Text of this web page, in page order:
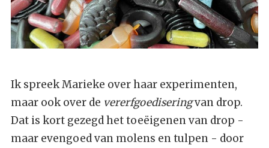
Ik spreek Marieke over haar experimenten,
maar ook over de vererfgoediseringvan drop.
Dat is kort gezegd het toeëigenen van drop -
maar evengoed van molens en tulpen - door